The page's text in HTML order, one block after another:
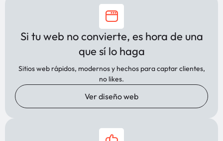
Si tu web no convierte, es hora de una
que sí lo haga
Sitios web rápidos, modernos y hechos para captar clientes,
no likes.
Ver diseño web